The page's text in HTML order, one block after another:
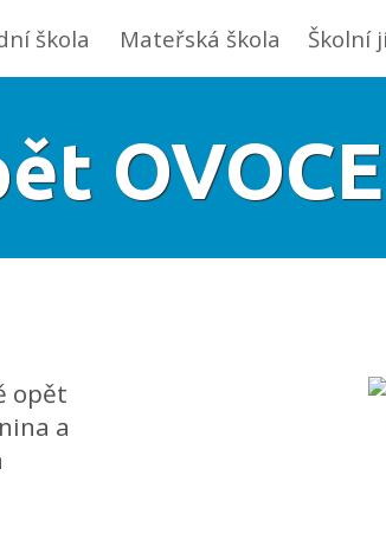
škola Mateřská škola Školní
OVOCE
opět
a